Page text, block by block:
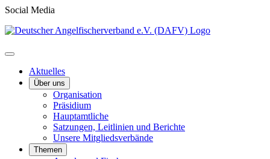
Social Media
Aktuelles
Über uns
Organisation
Präsidium
Hauptamtliche
Satzungen, Leitlinien und Berichte
Unsere Mitgliedsverbände
Themen